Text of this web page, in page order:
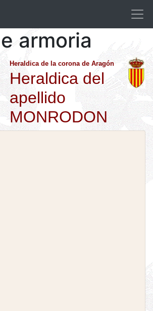
armoria
Heraldica de la corona de Aragón
Heraldica del
apellido
MONRODON